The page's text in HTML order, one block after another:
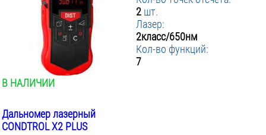
2 шт.
Лазер:
2класс/650нм
Кол-во функций:
7
В НАЛИЧИИ
Дальномер лазерный
CONDTROL X2 PLUS